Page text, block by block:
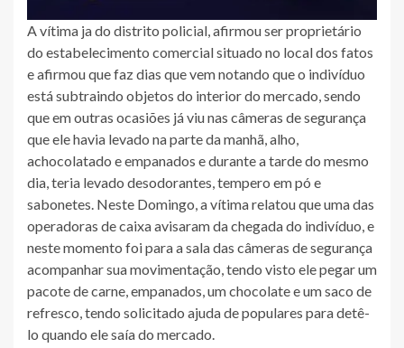
A vítima ja do distrito policial, afirmou ser proprietário
do estabelecimento comercial situado no local dos fatos
e afirmou que faz dias que vem notando que o indivíduo
está subtraindo objetos do interior do mercado, sendo
que em outras ocasiões já viu nas câmeras de segurança
que ele havia levado na parte da manhã, alho,
achocolatado e empanados e durante a tarde do mesmo
dia, teria levado desodorantes, tempero em pó e
sabonetes. Neste Domingo, a vítima relatou que uma das
operadoras de caixa avisaram da chegada do indivíduo, e
neste momento foi para a sala das câmeras de segurança
acompanhar sua movimentação, tendo visto ele pegar um
pacote de carne, empanados, um chocolate e um saco de
refresco, tendo solicitado ajuda de populares para detê-
lo quando ele saía do mercado.